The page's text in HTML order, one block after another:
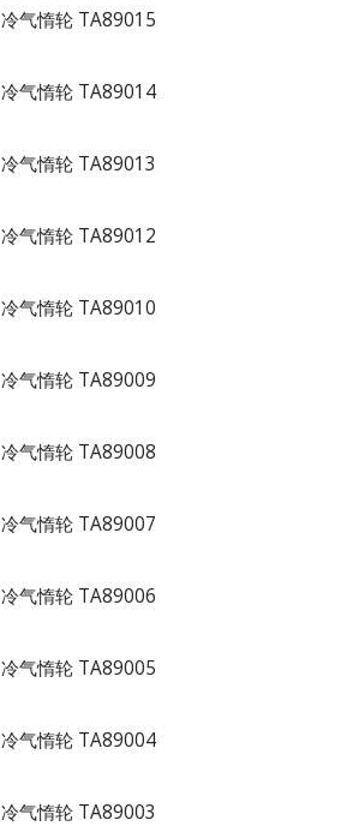
冷气惰轮 TA89015
冷气惰轮 TA89014
冷气惰轮 TA89013
冷气惰轮 TA89012
冷气惰轮 TA89010
冷气惰轮 TA89009
冷气惰轮 TA89008
冷气惰轮 TA89007
冷气惰轮 TA89006
冷气惰轮 TA89005
冷气惰轮 TA89004
冷气惰轮 TA89003